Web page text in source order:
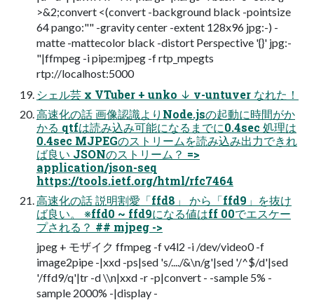
>&2;convert <(convert -background black -pointsize
64 pango:"" -gravity center -extent 128x96 jpg:-) -
matte -mattecolor black -distort Perspective '{}' jpg:-
"|ffmpeg -i pipe:mjpeg -f rtp_mpegts
rtp://localhost:5000
シェル芸 x VTuber + unko ↓ v-untuver なれた！
高速化の話 画像認識よりNode.jsの起動に時間がか
かる qtfは読み込み可能になるまでに0.4sec 処理は
0.4sec MJPEGのストリームを読み込み出力できれ
ば良い JSONのストリーム？ =>
application/json-seq
https://tools.ietf.org/html/rfc7464
高速化の話 説明割愛「ffd8」 から「ffd9」を抜け
ば良い。 ※ffd0 ~ ffd9になる値はff 00でエスケー
プされる？ ## mjpeg ->
jpeg + モザイク ffmpeg -f v4l2 -i /dev/video0 -f
image2pipe -|xxd -ps|sed 's/..../&\n/g'|sed '/^$/d'|sed
'/ffd9/q'|tr -d \\n|xxd -r -p|convert - -sample 5% -
sample 2000% -|display -